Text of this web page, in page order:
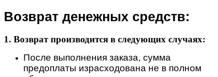
Возврат денежных средств:
1. Возврат производится в следующих случаях:
После выполнения заказа, сумма
предоплаты израсходована не в полном